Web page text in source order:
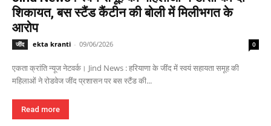
शिकायत, बस स्टैंड कैंटीन की बोली में मिलीभगत के
आरोप
जींद ekta kranti - 09/06/2026 0
एकता क्रांति न्यूज नेटवर्क। Jind News : हरियाणा के जींद में स्वयं सहायता समूह की
महिलाओं ने रोडवेज जींद प्रशासन पर बस स्टैंड की...
Read more